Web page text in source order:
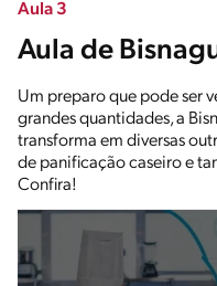
Aula 3
Aula de
Um preparo que pode ser
grandes quantidades, a
transforma em diversas
de panificação caseiro e
Confira!